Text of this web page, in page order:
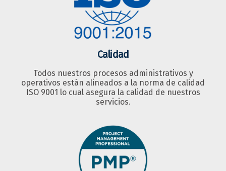
Calidad
Todos nuestros procesos administrativos y
operativos están alineados a la norma de calidad
ISO 9001 lo cual asegura la calidad de nuestros
servicios.